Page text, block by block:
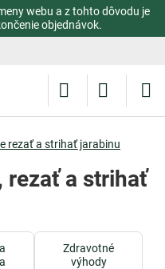
webu a z tohto dôvodu je
objednávok.
rezať a strihať jarabinu
rezať a strihať
Zdravotné
výhody